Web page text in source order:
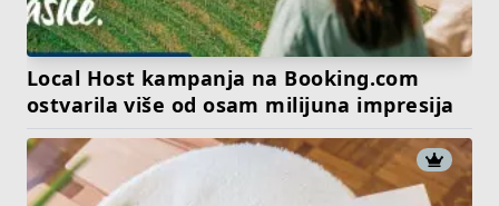
Local Host kampanja na Booking.com
ostvarila više od osam milijuna impresija